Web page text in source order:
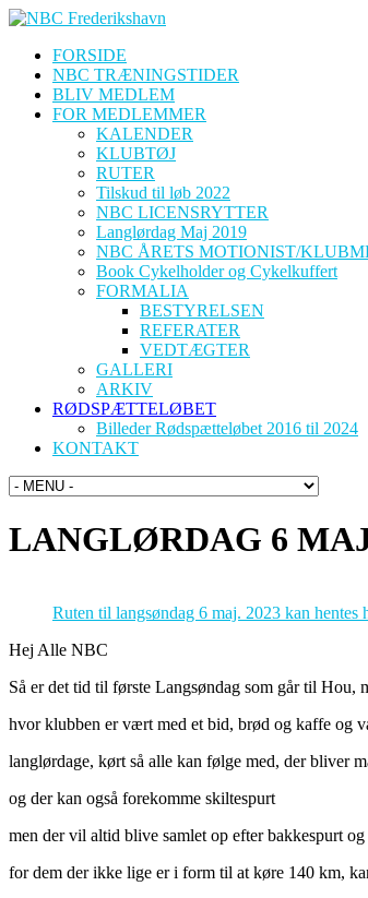
FORSIDE
NBC TRÆNINGSTIDER
BLIV MEDLEM
FOR MEDLEMMER
KALENDER
KLUBTØJ
RUTER
Tilskud til løb 2022
NBC LICENSRYTTER
Langlørdag Maj 2019
NBC ÅRETS MOTIONIST/
Book Cykelholder og Cykelkuffert
FORMALIA
BESTYRELSEN
REFERATER
VEDTÆGTER
GALLERI
ARKIV
RØDSPÆTTELØBET
Billeder Rødspætteløbet 2016 til 2024
KONTAKT
LANGLØRDAG 6
Ruten til langsøndag 6 maj. 2023 kan hentes
Hej Alle NBC
Så er det tid til første Langsøndag som går til Hou,
hvor klubben er vært med et bid, brød og kaffe og
langlørdage, kørt så alle kan følge med, der bliver
og der kan også forekomme skiltespurt
men der vil altid blive samlet op efter bakkespurt
for dem der ikke lige er i form til at køre 140 km,